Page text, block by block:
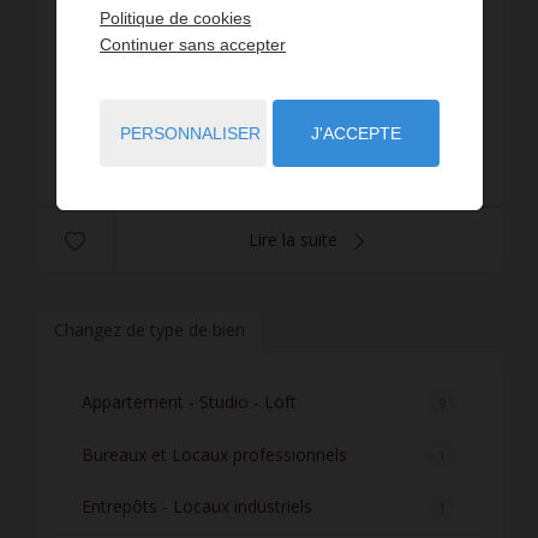
Rue de la Tranchée, local commercial de 40 m²
comprenant une pièce avec vitrine donnant sur
Rue et une seconde pièce à l'arrière avec four et
Lire la suite
Changez de type de bien
Appartement - Studio - Loft
Bureaux et Locaux professionnels
Entrepôts - Locaux industriels
Politique de cookies
Continuer sans accepter
PERSONNALISER J'ACCEPTE